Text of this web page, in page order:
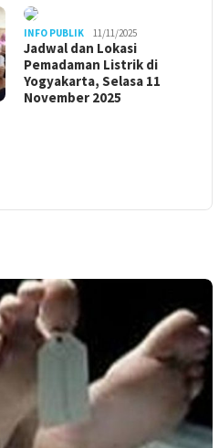
INFO PUBLIK 11/11/2025
Jadwal dan Lokasi
Pemadaman Listrik di
Yogyakarta, Selasa 11
November 2025